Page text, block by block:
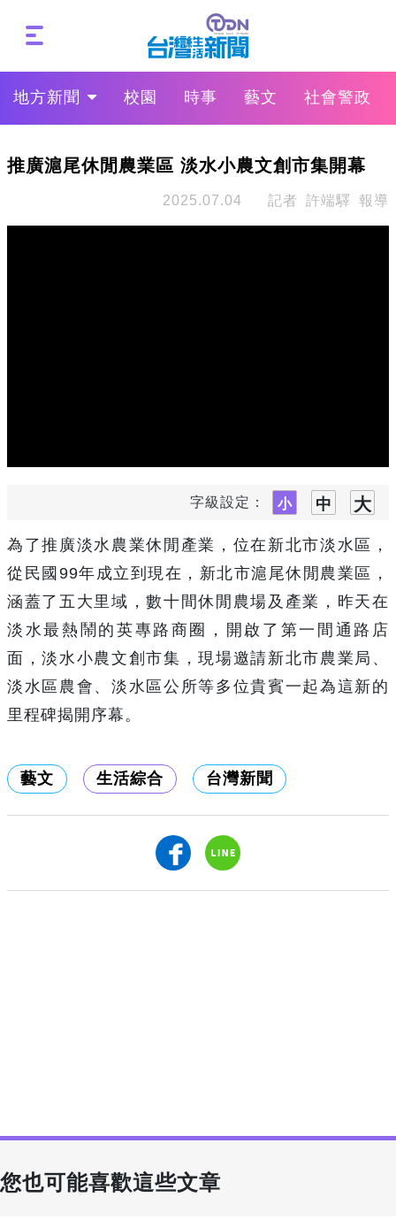
地方新聞 校園 時事 藝文 社會警政
推廣滬尾休閒農業區 淡水小農文創市集開幕
2025.07.04 記者 許端驛 報導
字級設定：
為了推廣淡水農業休閒產業，位在新北市淡水區，
從民國 99年成立到現在，新北市滬尾休閒農業區，
涵蓋了五大里域，數十間休閒農場及產業，昨天在
淡水最熱鬧的英專路商圈，開啟了第一間通路店
面，淡水小農文創市集，現場邀請新北市農業局、
淡水區農會、淡水區公所等多位貴賓一起為這新的
里程碑揭開序幕。
藝文 生活綜合 台灣新聞
您也可能喜歡這些文章